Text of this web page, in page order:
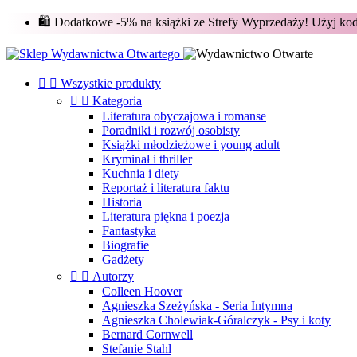
🛍️ Dodatkowe -5% na książki ze Strefy Wyprzedaży! Użyj
  Wszystkie produkty
  Kategoria
Literatura obyczajowa i romanse
Poradniki i rozwój osobisty
Książki młodzieżowe i young adult
Kryminał i thriller
Kuchnia i diety
Reportaż i literatura faktu
Historia
Literatura piękna i poezja
Fantastyka
Biografie
Gadżety
  Autorzy
Colleen Hoover
Agnieszka Szeżyńska - Seria Intymna
Agnieszka Cholewiak-Góralczyk - Psy i koty
Bernard Cornwell
Stefanie Stahl